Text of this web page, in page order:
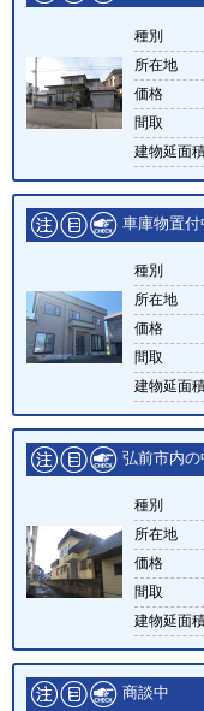
種別
所在地
価格
間取
建物延面
車庫物置
種別
所在地
価格
間取
建物延面
弘前市内
種別
所在地
価格
間取
建物延面
商談中